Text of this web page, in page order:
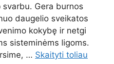
Gera burnos
daugelio sveikatos
kokybę ir netgi
sisteminėms ligoms.
… Skaityti toliau